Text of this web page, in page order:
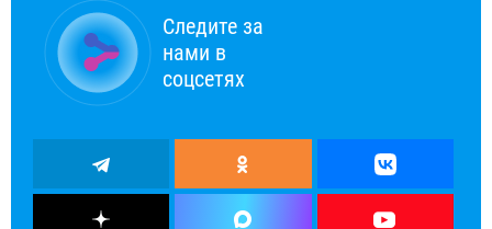
Следите за
нами в
соцсетях